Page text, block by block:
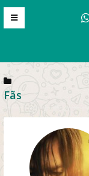
Fãs